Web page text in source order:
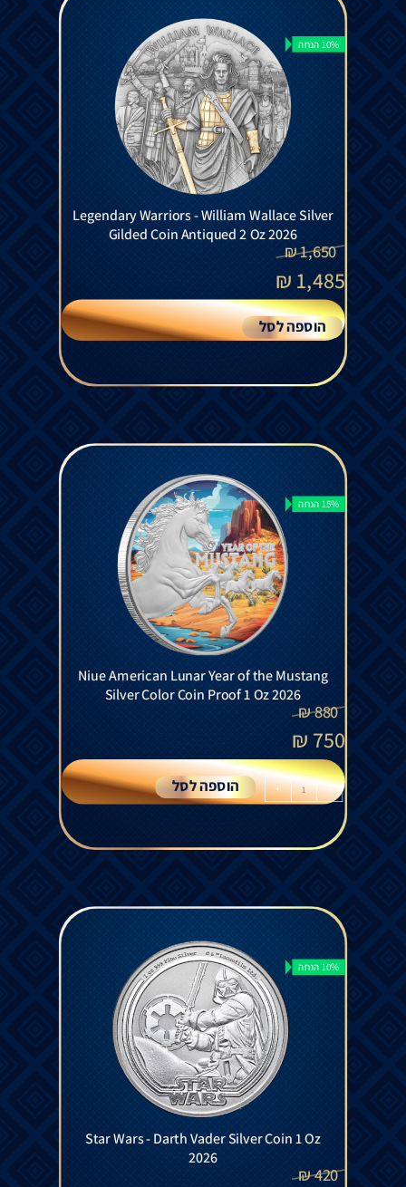
10% הנחה
Legendary Warriors - William Wallace Silver
Gilded Coin Antiqued 2 Oz 2026
1,650
₪
1,485
₪
הוספה לסל
15% הנחה
Niue American Lunar Year of the Mustang
Silver Color Coin Proof 1 Oz 2026
880
₪
750
₪
-
+ הוספה לסל
10% הנחה
Star Wars - Darth Vader Silver Coin 1 Oz
2026
420
₪